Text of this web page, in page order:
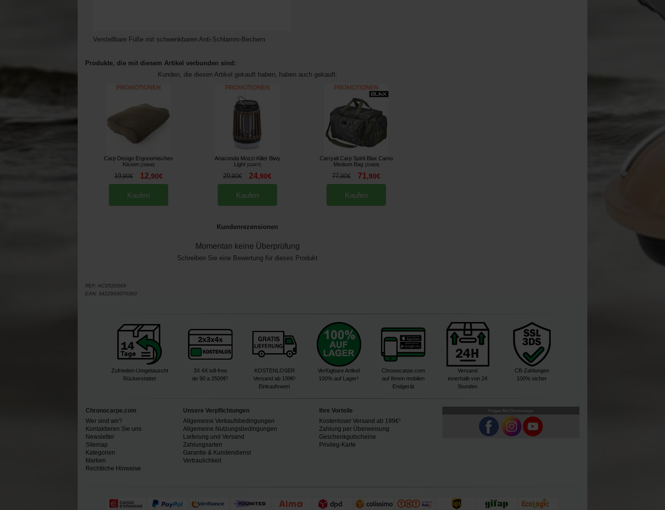
Verstellbare Füße mit schwenkbaren Anti-Schlamm-Bechern
Produkte, die mit diesem Artikel verbunden sind:
Kunden, die diesen Artikel gekauft haben, haben auch gekauft:
Carp Design Ergonomisches
Kissen [216646]
19,90€ 12,90€
Kaufen
Anaconda Mozzi Killer Biwy
Light [214477]
29,90€ 24,90€
Kaufen
Carryall Carp Spirit Blax Camo
Medium Bag
226809]
77,90€ 71,90€
Kaufen
Kundenrezensionen
Momentan keine Überprüfung
Schreiben Sie eine Bewertung für dieses Produkt
REF: ACS520069
EAN: 3422993070360
Zufrieden-Umgetauscht
Rückerstattet
3X 4X toll-free
de 90 a 2500€²
KOSTENLOSER
Versand ab 199€¹
Einkaufswert
Verfügbare Artikel
100% auf Lager³
Chronocarpe.com
auf Ihrem mobilen
Endgerät
Versand
innerhalb von 24
Stunden
CB-Zahlungen
100% sicher
Chronocarpe.com
Wer sind wir?
Kontaktieren Sie uns
Newsletter
Sitemap
Kategorien
Marken
Rechtliche Hinweise
Unsere Verpflichtungen
Allgemeine Verkaufsbedingungen
Allgemeine Nutzungsbedingungen
Lieferung und Versand
Zahlungsarten
Garantie & Kundendienst
Vertraulichkeit
Ihre Vorteile
Kostenloser Versand ab 199€¹
Zahlung per Überweisung
Geschenkgutscheine
Privileg-Karte
Folgen Sie Chronocarpe